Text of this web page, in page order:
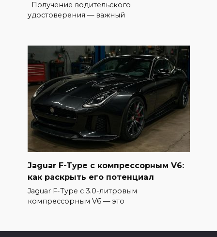
Получение водительского
удостоверения — важный
Jaguar F-Type с компрессорным V6:
как раскрыть его потенциал
Jaguar F-Type с 3.0-литровым
компрессорным V6 — это